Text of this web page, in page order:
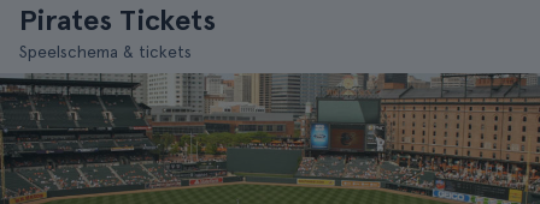
Pirates Tickets
Speelschema & tickets